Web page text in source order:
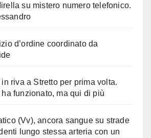
su mistero numero telefonico.
d’ordine coordinato da
riva a Stretto per prima volta.
funzionato, ma qui di più
(Vv), ancora sangue su strade
lungo stessa arteria con un